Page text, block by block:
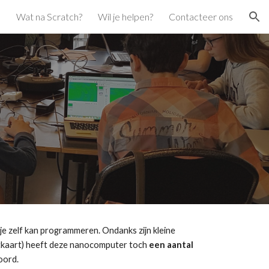
Wat na Scratch? Wil je helpen? Contacteer ons
zelf kan programmeren. Ondanks zijn kleine
heeft deze nanocomputer toch een aantal